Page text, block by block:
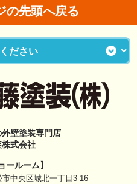
の先頭へ戻る
壁塗装専門店
式会社
ールーム】
中央区城北一丁目3-16